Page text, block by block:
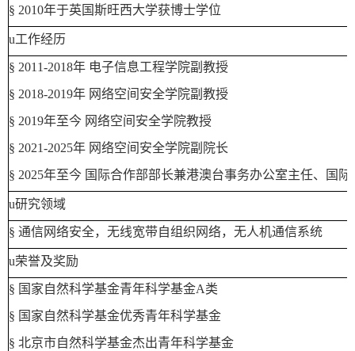
§ 2010年于英国斯旺西大学获博士学位
u工作经历
§ 2011-2018年 电子信息工程学院副教授
§ 2018-2019年 网络空间安全学院副教授
§ 2019年至今 网络空间安全学院教授
§ 2021-2025年 网络空间安全学院副院长
§ 2025年至今 国际合作部部长兼港澳台事务办公室主任、国际
u研究领域
§ 通信网络安全，无线宽带自组织网络，无人机通信系统
u荣誉及奖励
§ 国家自然科学基金青年科学基金A类
§ 国家自然科学基金优秀青年科学基金
§ 北京市自然科学基金杰出青年科学基金